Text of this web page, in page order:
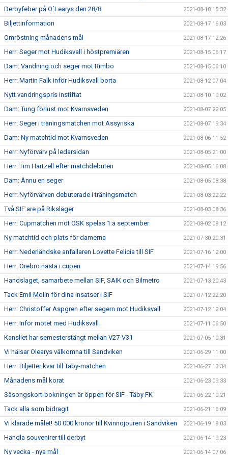
Derbyfeber på O´Learys den 28/8 2021-08-18 15:32
Biljettinformation 2021-08-17 16:03
Omröstning månadens mål 2021-08-17 12:26
Herr: Seger mot Hudiksvall i höstpremiären 2021-08-15 06:17
Dam: Vändning och seger mot Rimbo 2021-08-15 06:10
Herr: Martin Falk inför Hudiksvall borta 2021-08-12 07:04
Nytt vandringspris instiftat 2021-08-10 19:02
Dam: Tung förlust mot Kvarnsveden 2021-08-07 22:05
Herr: Seger i träningsmatchen mot Assyriska 2021-08-07 19:34
Dam: Ny matchtid mot Kvarnsveden 2021-08-06 11:52
Herr: Nyförvärv på ledarsidan 2021-08-05 21:00
Herr: Tim Hartzell efter matchdebuten 2021-08-05 16:08
Dam: Ännu en seger 2021-08-05 08:38
Herr: Nyförvärven debuterade i träningsmatch 2021-08-03 22:22
Två SIF:are på Riksläger 2021-08-03 08:36
Herr: Cupmatchen möt ÖSK spelas 1:a september 2021-08-02 08:12
Ny matchtid och plats för damerna 2021-07-30 20:31
Herr: Nederländske anfallaren Lovette Felicia till SIF 2021-07-16 12:00
Herr: Örebro nästa i cupen 2021-07-14 19:56
Handslaget, samarbete mellan SIF, SAIK och Bilmetro 2021-07-13 20:43
Tack Emil Molin för dina insatser i SIF 2021-07-12 22:20
Herr: Christoffer Aspgren efter segern mot Hudiksvall 2021-07-12 12:04
Herr: Inför mötet med Hudiksvall 2021-07-11 06:50
Kansliet har semesterstängt mellan V27-V31 2021-07-05 10:31
Vi hälsar Olearys välkomna till Sandviken 2021-06-29 11:00
Herr: Biljetter kvar till Täby-matchen 2021-06-27 13:34
Månadens mål korat 2021-06-23 09:33
Säsongskort-bokningen är öppen för SIF - Täby FK 2021-06-22 10:21
Tack alla som bidragit 2021-06-21 16:09
Vi klarade målet! 50 000 kronor till Kvinnojouren i Sandviken 2021-06-19 18:03
Handla souvenirer till derbyt 2021-06-14 19:23
Ny vecka - nya mål 2021-06-14 07:06